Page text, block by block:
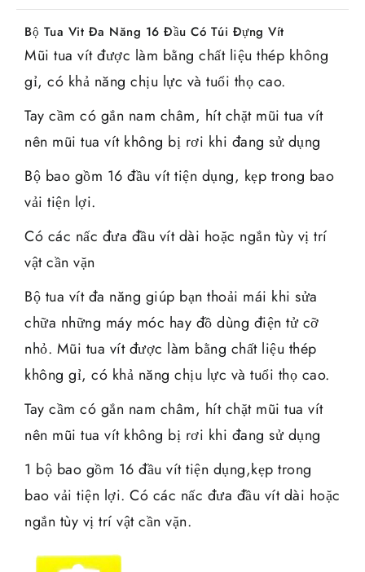
Bộ Tua Vit Đa Năng 16 Đầu Có Túi Đựng Vít
Mũi tua vít được làm bằng chất liệu thép không
gỉ, có khả năng chịu lực và tuổi thọ cao.
Tay cầm có gắn nam châm, hít chặt mũi tua vít
nên mũi tua vít không bị rơi khi đang sử dụng
Bộ bao gồm 16 đầu vít tiện dụng, kẹp trong bao
vải tiện lợi.
Có các nấc đưa đầu vít dài hoặc ngắn tùy vị trí
vật cần vặn
Bộ tua vít đa năng giúp bạn thoải mái khi sửa
chữa những máy móc hay đồ dùng điện tử cỡ
nhỏ. Mũi tua vít được làm bằng chất liệu thép
không gỉ, có khả năng chịu lực và tuổi thọ cao.
Tay cầm có gắn nam châm, hít chặt mũi tua vít
nên mũi tua vít không bị rơi khi đang sử dụng
1 bộ bao gồm 16 đầu vít tiện dụng,kẹp trong
bao vải tiện lợi. Có các nấc đưa đầu vít dài hoặc
ngắn tùy vị trí vật cần vặn.